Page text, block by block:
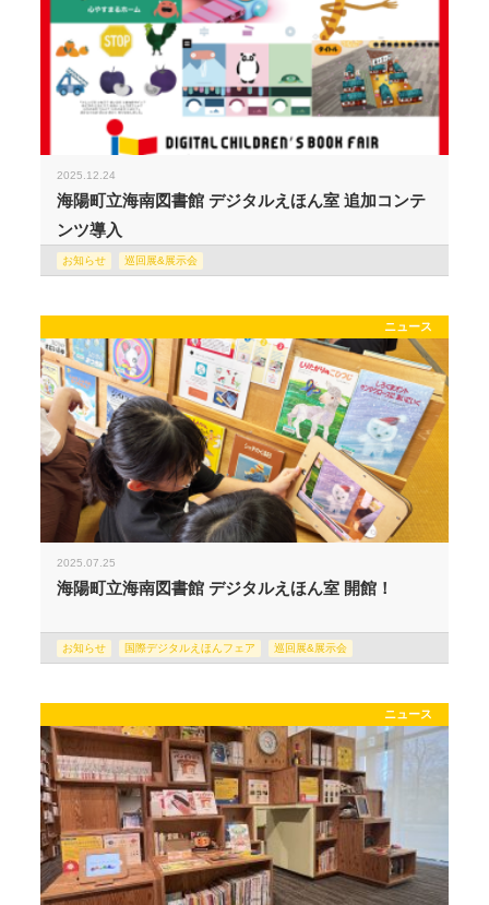
2025.12.24
海陽町立海南図書館 デジタルえほん室 追加コンテ
ンツ導入
お知らせ 巡回展&展示会
ニュース
2025.07.25
海陽町立海南図書館 デジタルえほん室 開館！
お知らせ 国際デジタルえほんフェア 巡回展&展示会
ニュース